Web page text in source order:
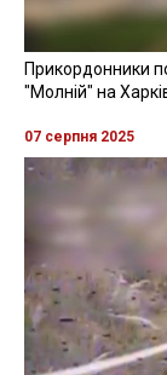
Прикордонники
"Молній" на
07 серпня 2025